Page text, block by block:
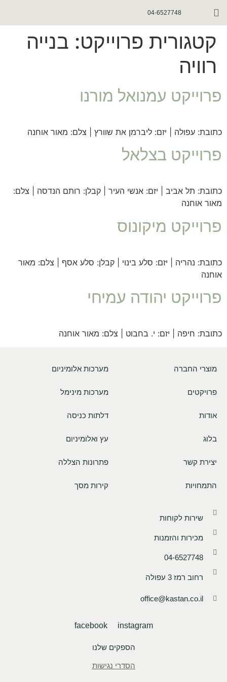
04-6527748
קטגורית פרוייקט: בנייה
רוויה
פרוייקט עמנואל מורנו
כתובת: עפולה | יזם: ליברמן את שוורץ | צלם: מאור אוחנה
פרוייקט בצלאל
כתובת: תל אביב | יזם: אנשי העיר | קבלן: רותם הנדסה | צלם:
מאור אוחנה
פרוייקט מיקונוס
כתובת: נהריה | יזם: סלע בינוי | קבלן: סלע אסף | צלם: מאור
אוחנה
פרוייקט יהודה עמיחי
כתובת: חיפה | יזם: י. בחבוט | צלם: מאור אוחנה
מוצרי החברה
פרויקטים
אודות
בלוג
יצירת קשר
התמחויות
מערכות אלומיניום
מערכות מינימל
דלתות כניסה
עץ ואלומיניום
פתרונות הצללה
קירות מסך
שירות לקוחות
מכירות והזמנות
04-6527748
רחוב רמז 3 עפולה
office@kastan.co.il
instagram
facebook
הספקים שלנו
הסדרי נגישות